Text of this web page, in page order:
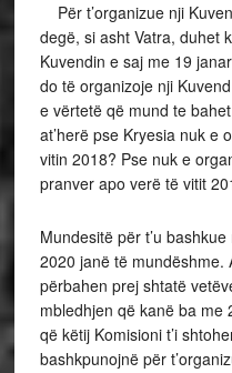
Për t’organizue nji
degë, si asht Vatra, duhet
Kuvendin e saj me 19
do të organizoje nji
e vërtetë që mund te
at’herë pse Kryesia nuk e
vitin 2018? Pse nuk e
pranver apo verë të vitit
Mundesitë për t’u
2020 janë të mundëshme.
përbahen prej shtatë
mbledhjen që kanë ba me
që këtij Komisioni t’i
bashkpunojnë për